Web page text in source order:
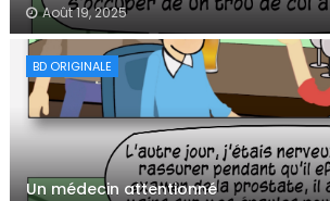
Août 19, 2025
BD ORIGINALE
Un médecin attentionné